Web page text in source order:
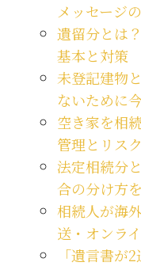
メッセージ
遺留分とは
基本と対策
未登記建物
ないために
空き家を相
管理とリス
法定相続分
合の分け方
相続人が海
送・オンラ
「遺言書